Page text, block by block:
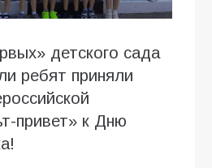
детского сада
ребят приняли
привет» к Дню